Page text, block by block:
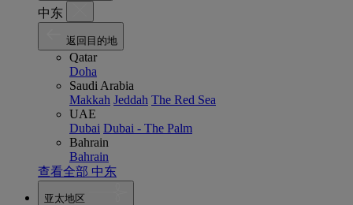
中东
返回目的地
Qatar
Doha
Saudi Arabia
Makkah Jeddah The Red Sea
UAE
Dubai Dubai - The Palm
Bahrain
Bahrain
查看全部 中东
亚太地区